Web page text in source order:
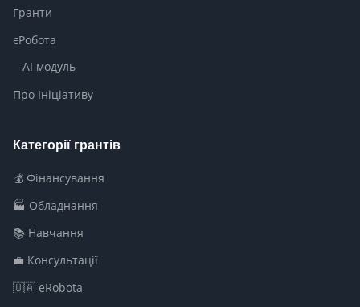
Гранти
єРобота
AI модуль
Про Ініціативу
Категорії грантів
💰 Фінансування
🏭 Обладнання
📚 Навчання
💼 Консультації
🇺🇦 eRobota